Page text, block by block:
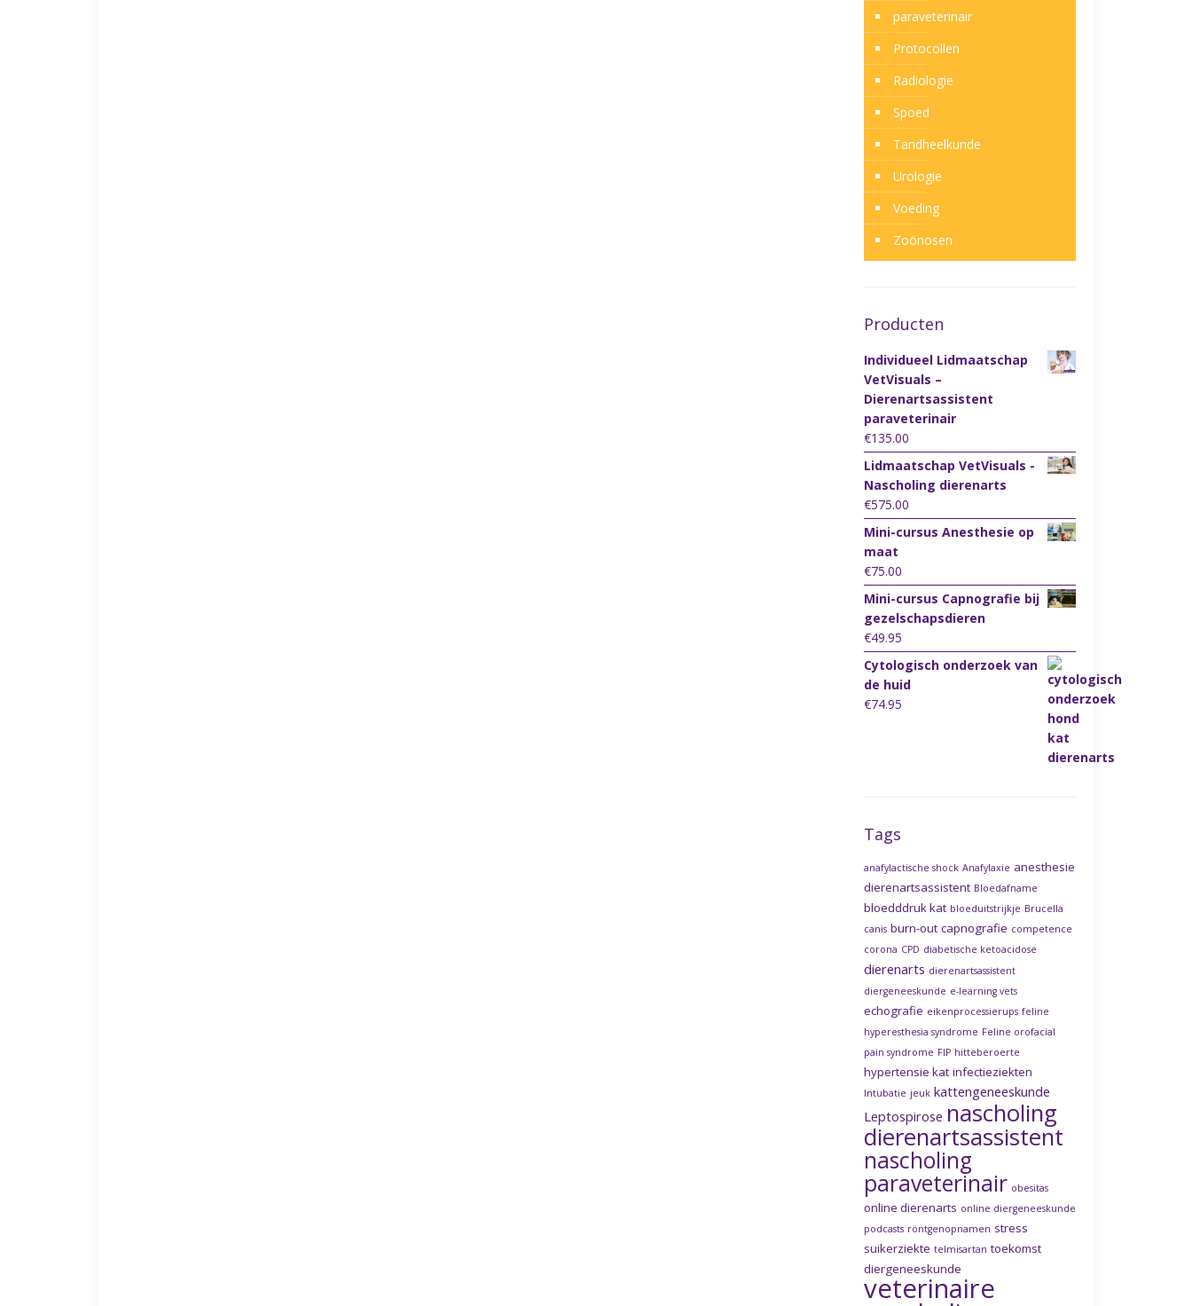
paraveterinair
Protocollen
Radiologie
Spoed
Tandheelkunde
Urologie
Voeding
Zoönosen
Producten
Individueel Lidmaatschap
VetVisuals –
Dierenartsassistent
paraveterinair
€135.00
Lidmaatschap VetVisuals -
Nascholing dierenarts
€575.00
Mini-cursus Anesthesie op
maat
€75.00
Mini-cursus Capnografie bij
gezelschapsdieren
€49.95
Cytologisch onderzoek van
de huid
€74.95
Tags
anafylactische shock Anafylaxie anesthesie
dierenartsassistent Bloedafname
bloedddruk kat bloeduitstrijkje Brucella
canis burn-out capnografie competence
corona CPD diabetische ketoacidose
dierenarts dierenartsassistent
diergeneeskunde e-learning vets
echografie eikenprocessierups feline
hyperesthesia syndrome Feline orofacial
pain syndrome FIP hitteberoerte
hypertensie kat infectieziekten
Intubatie jeuk kattengeneeskunde
Leptospirose nascholing
dierenartsassistent
nascholing
paraveterinair obesitas
online dierenarts online diergeneeskunde
podcasts röntgenopnamen stress
suikerziekte telmisartan toekomst
diergeneeskunde
veterinaire